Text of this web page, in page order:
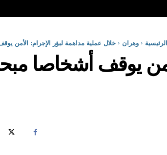
الرئيسية وهران خلال عملية مداهمة لبؤر الإجرام: الأمن
يوقف أشخاصا